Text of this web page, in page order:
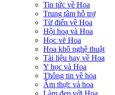
Tin tức về Hoa
Trung tâm hỗ trợ
Từ điển về Hoa
Hội hoạ và Hoa
Học vẽ Hoa
Hoa khô nghệ thuật
Tài liệu hay về Hoa
Y học và Hoa
Thông tin về hoa
Ẩm thực và hoa